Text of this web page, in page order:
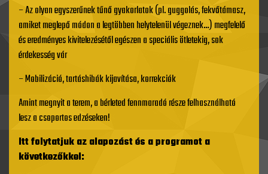
– Az olyan egyszerűnek tűnő gyakorlatok (pl. guggolás, fekvőtámasz,
amiket meglepő módon a legtöbben helytelenül végeznek…) megfelelő
és eredményes kivitelezésétől egészen a speciális ötletekig, sok
érdekesség vár
– Mobilizáció, tartáshibák kijavítása, korrekciók
Amint megnyit a terem, a bérleted fennmaradó része felhasználható
lesz a csoportos edzéseken!
Itt folytatjuk az alapozást és a programot a
következőkkel: